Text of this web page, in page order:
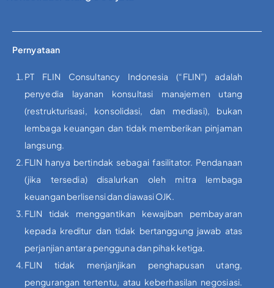
Pernyataan
PT FLIN Consultancy Indonesia (“FLIN”) adalah
penyedia layanan konsultasi manajemen utang
(restrukturisasi, konsolidasi, dan mediasi), bukan
lembaga keuangan dan tidak memberikan pinjaman
langsung.
FLIN hanya bertindak sebagai fasilitator. Pendanaan
(jika tersedia) disalurkan oleh mitra lembaga
keuangan berlisensi dan diawasi OJK.
FLIN tidak menggantikan kewajiban pembayaran
kepada kreditur dan tidak bertanggung jawab atas
perjanjian antara pengguna dan pihak ketiga.
FLIN tidak menjanjikan penghapusan utang,
pengurangan tertentu, atau keberhasilan negosiasi.